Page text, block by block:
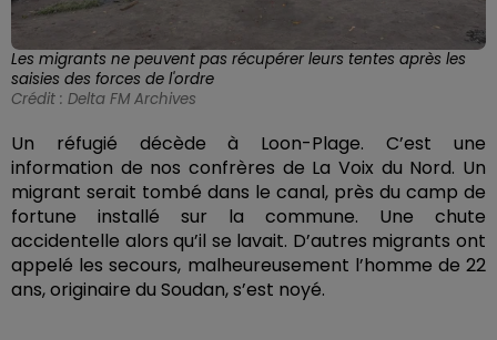
Les migrants ne peuvent pas récupérer leurs tentes après les
saisies des forces de l'ordre
Crédit : Delta FM Archives
Un réfugié décède à Loon-Plage. C’est une
information de nos confrères de La Voix du Nord. Un
migrant serait tombé dans le canal, près du camp de
fortune installé sur la commune. Une chute
accidentelle alors qu’il se lavait. D’autres migrants ont
appelé les secours, malheureusement l’homme de 22
ans, originaire du Soudan, s’est noyé.